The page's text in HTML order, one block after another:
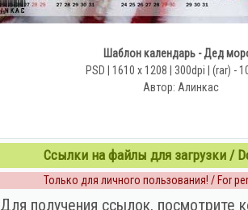
Шаблон календарь - Дед
PSD | 1610 x 1208 | 300dpi | (rar) -
Автор: Алинкас
Ссылки на файлы для загрузки /
Только для личного пользования! / For
Для получения ссылок, посмотрите